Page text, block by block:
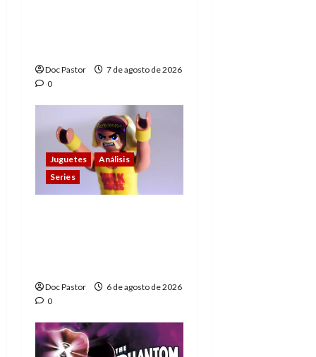
Doc Pastor
7 de agosto de 2026
0
Juguetes
Análisis
Series
Doc Pastor
6 de agosto de 2026
0